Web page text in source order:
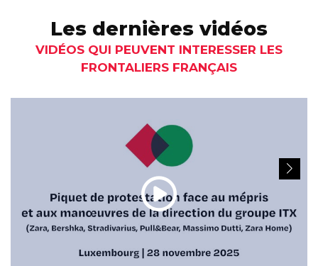
Les dernières vidéos
VIDÉOS QUI PEUVENT INTERESSER LES
FRONTALIERS FRANÇAIS